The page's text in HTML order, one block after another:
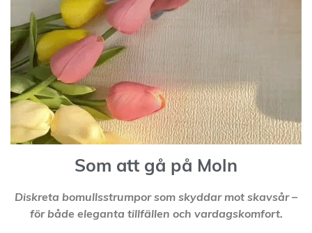
Som att gå på Moln
Diskreta bomullsstrumpor som skyddar mot skavsår –
för både eleganta tillfällen och vardagskomfort.